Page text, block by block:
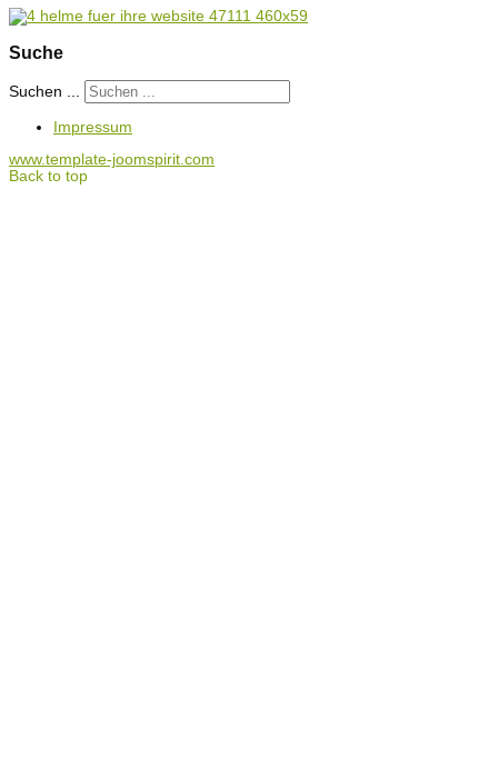
Suche
Suchen ...
Impressum
www.template-joomspirit.com
Back to top